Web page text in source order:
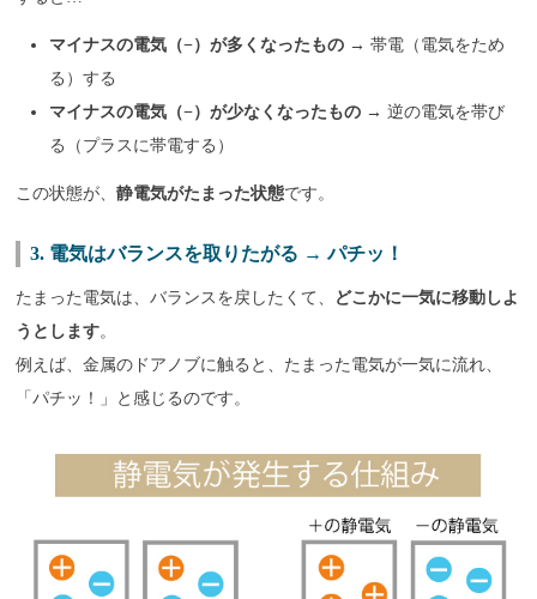
マイナスの電気（−）が多くなったもの → 帯電（電気をため
る）する
マイナスの電気（−）が少なくなったもの → 逆の電気を帯び
る（プラスに帯電する）
この状態が、静電気がたまった状態です。
3. 電気はバランスを取りたがる → パチッ！
たまった電気は、バランスを戻したくて、
どこかに一気に移動しよ
うとします。
例えば、金属のドアノブに触ると、たまった電気が一気に流れ、
「パチッ！」と感じるのです。